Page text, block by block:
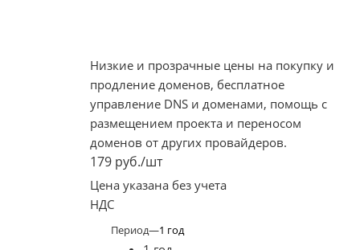
Низкие и прозрачные цены на покупку и
продление доменов, бесплатное
управление DNS и доменами, помощь с
размещением проекта и переносом
доменов от других провайдеров.
179 руб./шт
Цена указана без учета
НДС
Период—1 год